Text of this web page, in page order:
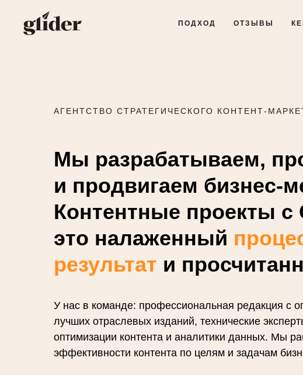
ПОДХОД ОТЗЫВЫ
АГЕНТСТВО СТРАТЕГИЧЕСКОГО КОНТЕНТ-
Мы разрабатываем,
и продвигаем бизнес-
Контентные проекты
это налаженный
результат и
У нас в команде: профессиональная редакция с
лучших отраслевых изданий, технические
оптимизации контента и аналитики данных. Мы
эффективности контента по целям и задачам